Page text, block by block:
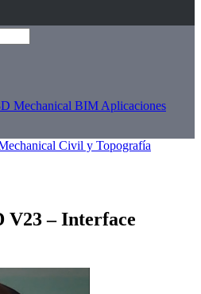
Mechanical BIM Aplicaciones
Civil y Topografía
V23 – Interface